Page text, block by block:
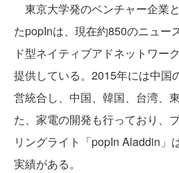
東京大学発のベンチャー企業
たpopInは、現在約850のニュー
ド型ネイティブアドネットワー
提供している。2015年には中国
営統合し、中国、韓国、台湾、
た、家電の開発も行っており、
リングライト「popIn Aladdin」
実績がある。